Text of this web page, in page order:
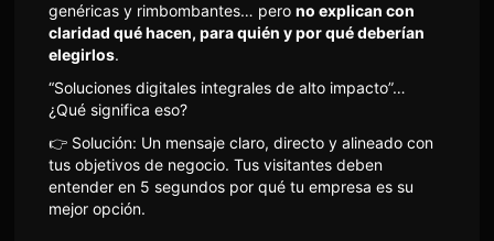
genéricas y rimbombantes… pero no explican con
claridad qué hacen, para quién y por qué deberían
elegirlos.
“Soluciones digitales integrales de alto impacto”…
¿Qué significa eso?
👉 Solución: Un mensaje claro, directo y alineado con
tus objetivos de negocio. Tus visitantes deben
entender en 5 segundos por qué tu empresa es su
mejor opción.